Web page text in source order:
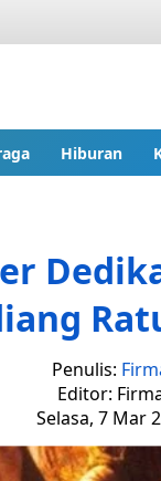
Hiburan
Penulis:
Editor:
Selasa, 7 Mar